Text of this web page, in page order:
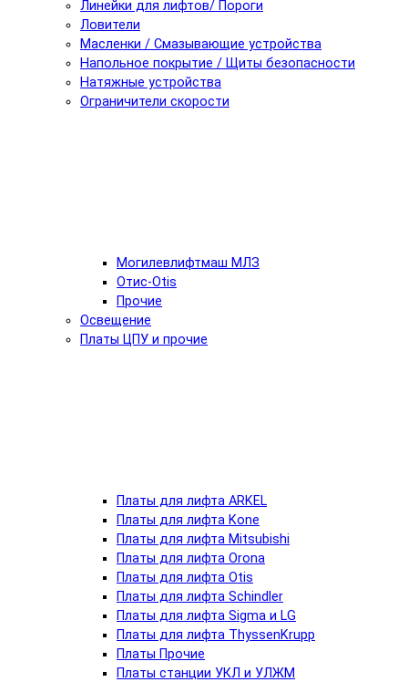
Линейки для лифтов/ Пороги
Ловители
Масленки / Смазывающие устройства
Напольное покрытие / Щиты безопасности
Натяжные устройства
Ограничители скорости
Могилевлифтмаш МЛЗ
Отис-Otis
Прочие
Освещение
Платы ЦПУ и прочие
Платы для лифта ARKEL
Платы для лифта Kone
Платы для лифта Mitsubishi
Платы для лифта Orona
Платы для лифта Otis
Платы для лифта Schindler
Платы для лифта Sigma и LG
Платы для лифта ThyssenKrupp
Платы Прочие
Платы станции УКЛ и УЛЖМ